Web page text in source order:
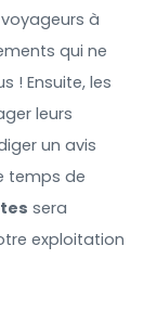
à
qui ne
! Ensuite, les
leurs
un avis
temps de
sera
exploitation